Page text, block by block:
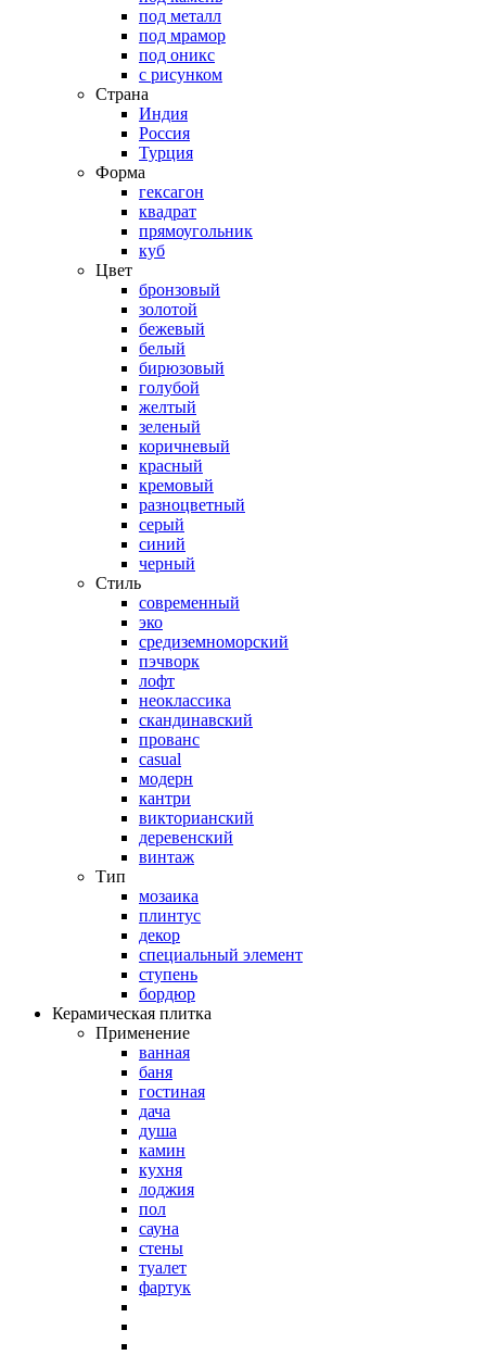
под металл
под мрамор
под оникс
с рисунком
Страна
Индия
Россия
Турция
Форма
гексагон
квадрат
прямоугольник
куб
Цвет
бронзовый
золотой
бежевый
белый
бирюзовый
голубой
желтый
зеленый
коричневый
красный
кремовый
разноцветный
серый
синий
черный
Стиль
современный
эко
средиземноморский
пэчворк
лофт
неоклассика
скандинавский
прованс
casual
модерн
кантри
викторианский
деревенский
винтаж
Тип
мозаика
плинтус
декор
специальный элемент
ступень
бордюр
Керамическая плитка
Применение
ванная
баня
гостиная
дача
душа
камин
кухня
лоджия
пол
сауна
стены
туалет
фартук